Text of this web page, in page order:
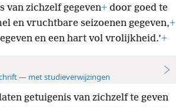
van zichzelf gegeven+door goed te
en vruchtbare seizoenen gegeven,+
en een hart vol vrolijkheid.’+
— met studieverwijzingen
getuigenis van zichzelf te geven